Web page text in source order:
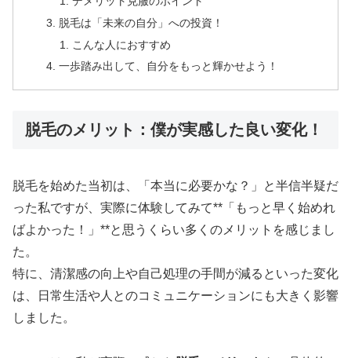
脱毛は「未来の自分」への投資！
こんな人におすすめ
一歩踏み出して、自分をもっと輝かせよう！
脱毛のメリット：僕が実感した良い変化！
脱毛を始めた当初は、「本当に必要かな？」と半信半疑だ
った私ですが、実際に体験してみて**「もっと早く始めれ
ばよかった！」**と思うくらい多くのメリットを感じまし
た。
特に、清潔感の向上や自己処理の手間が減るといった変化
は、日常生活や人とのコミュニケーションにも大きく影響
しました。